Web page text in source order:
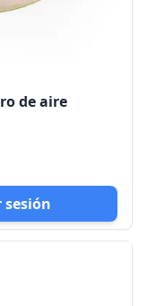
de aire